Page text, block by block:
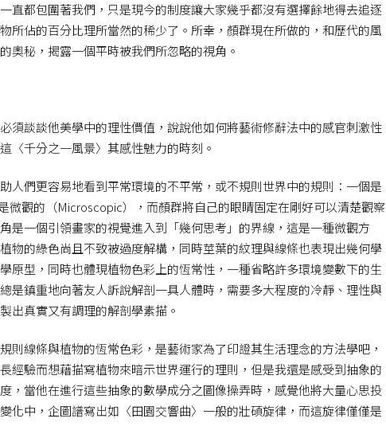
直都包圍著我們，只是現今的制度讓大家幾乎都沒有選擇餘地得去追逐
所佔的百分比理所當然的稀少了。所幸，顏群現在所做的，和歷代的風
奧秘，揭露一個平時被我們所忽略的視角。
須談談他美學中的理性價值，說說他如何將藝術修辭法中的感官刺激性
〈千分之一風景〉其感性魅力的時刻。
人們更容易地看到平常環境的不平常，或不規則世界中的規則：一個是
微觀的（Microscopic），而顏群將自己的眼睛固定在剛好可以清楚觀察
是一個引領畫家的視覺進入到「幾何思考」的界線，這是一種微觀方
物的綠色尚且不致被過度解構，同時莖葉的紋理與線條也表現出幾何學
原型，同時也體現植物色彩上的恆常性，一種省略許多環境變數下的生
是鎮重地向著友人訴說解剖一具人體時，需要多大程度的冷靜、理性與
出真實又有調理的解剖學素描。
則線條與植物的恆常色彩，是藝術家為了印證其生活理念的方法學吧，
經驗而想藉描寫植物來暗示世界運行的理則，但是我還是感受到抽象的
，當他在進行這些抽象的數學成分之圖像操弄時，感覺他將大量心思投
化中，企圖譜寫出如〈田園交響曲〉一般的壯碩旋律，而這旋律僅僅是